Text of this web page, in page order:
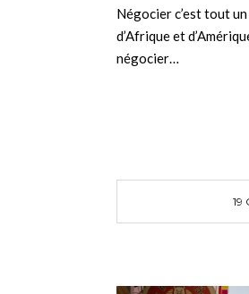
Négocier c’est tout
d’Afrique et
négocier…
19